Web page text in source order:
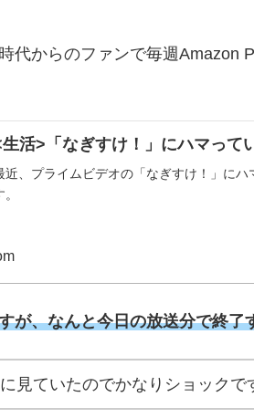
代からのファンで毎週Amazon
活>「なぎすけ！」にハマって
近、プライムビデオの「なぎすけ！」に
が、なんと今日の放送分で終了
見ていたのでかなりショックで